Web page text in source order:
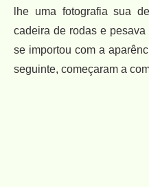
lhe uma fotografia sua
cadeira de rodas e
se importou com a
seguinte, começaram a